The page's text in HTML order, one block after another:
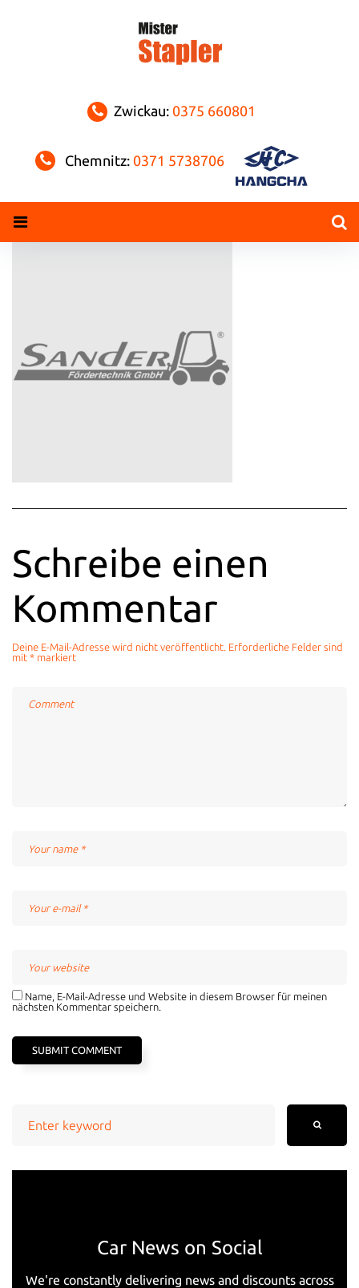
Zwickau: 0375 660801
Chemnitz: 0371 5738706
Schreibe einen
Kommentar
Deine E-Mail-Adresse wird nicht veröffentlicht. Erforderliche Felder sind
mit * markiert
Name, E-Mail-Adresse und Website in diesem Browser für meinen
nächsten Kommentar speichern.
Car News on Social
We're constantly delivering news and discounts across